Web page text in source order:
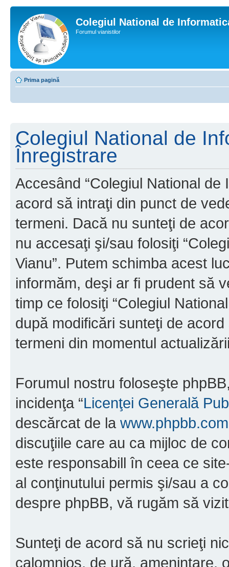
Colegiul National de
Forumul vianistilor
Prima pagină
Colegiul National de
Înregistrare
Accesând “Colegiul National de
acord să intraţi din punct de
termeni. Dacă nu sunteţi de
nu accesaţi şi/sau folosiţi
Vianu”. Putem schimba acest
informăm, deşi ar fi prudent să
timp ce folosiţi “Colegiul
după modificări sunteţi de
termeni din momentul
Forumul nostru foloseşte
incidenţa “Licenţei Generală
descărcat de la www.phpbb.com
discuţiile care au ca mijloc de
este responsabill în ceea ce
al conţinutului permis şi/sau a
despre phpBB, vă rugăm să
Sunteţi de acord să nu scrieţi
calomnios, de ură, ameninţare,